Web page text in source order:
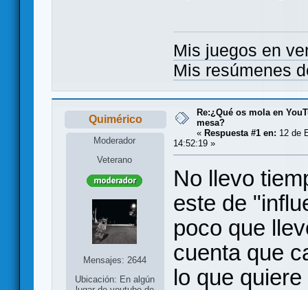
Mis juegos en
Mis resúmenes
Quimérico
Moderador
Veterano
Mensajes: 2644
Ubicación: En algún
Re:¿Qué os mola en
mesa?
« Respuesta #1 en: 12 de
14:52:19 »
No llevo
este de
poco que
cuenta que
lo que